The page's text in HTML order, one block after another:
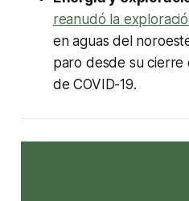
reanudó la
en aguas del
paro desde su cierre
de COVID-19.